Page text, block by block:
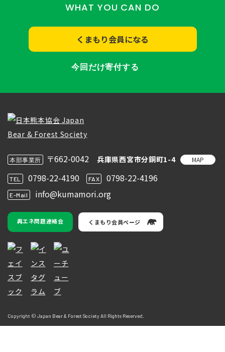
WHAT YOU CAN DO
くまもり会員になる
今回だけ寄付する
本部事業所 〒662-0042 兵庫県西宮市分銅町1-4 MAP
TEL 0798-22-4190 FAX 0798-22-4196
E-Mail info@kumamori.org
再エネ問題連絡会 くまもり会員ページ
Copyright © Japan Bear & Forest Society All Rights Reserved.